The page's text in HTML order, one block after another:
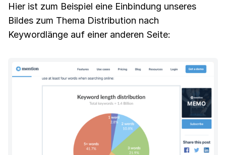
Hier ist zum Beispiel eine Einbindung unseres
Bildes zum Thema Distribution nach
Keywordlänge auf einer anderen Seite: